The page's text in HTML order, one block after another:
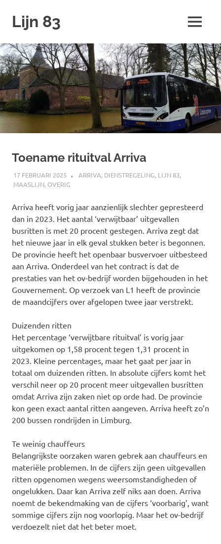
naar
inhoud
Lijn 83 MENU
Toename rituitval Arriva
17 FEBRUARI 2025 SPOORZOEKER
ARRIVA, DIENSTREGELING, LIJN 83,
MAASLIJN, OVERIG
Arriva heeft vorig jaar aanzienlijk slechter gepresteerd
dan in 2023. Het aantal ‘verwijtbaar’ uitgevallen
busritten is met 20 procent gestegen. Arriva zegt dat
het nieuwe jaar in elk geval stukken beter is begonnen.
De provincie heeft het openbaar busvervoer uitbesteed
aan Arriva. Onderdeel van het contract is dat de
prestaties van het ov-bedrijf worden bijgehouden in het
Gouvernement. Op verzoek van L1 heeft de provincie
de maandcijfers over afgelopen twee jaar verstrekt.
Duizenden ritten
Het percentage ‘verwijtbare rituitval’ is vorig jaar
uitgekomen op 1,58 procent tegen 1,31 procent in
2023. Kleine percentages, maar het gaat per jaar in
totaal om duizenden ritten. In absolute cijfers komt het
verschil neer op 20 procent meer uitgevallen busritten
omdat Arriva zijn zaken niet op orde had. De provincie
kon geen exact aantal ritten aangeven. Arriva heeft zo’n
200 bussen rondrijden in Limburg.
Te weinig chauffeurs
Belangrijkste oorzaken waren gebrek aan chauffeurs en
materiële problemen. In de cijfers zijn geen uitgevallen
ritten opgenomen wegens weersomstandigheden of
ongelukken. Daar kan Arriva zelf niks aan doen. Arriva
noemt de bekendmaking van de cijfers ‘voorbarig’, want
sommige cijfers zijn nog voorlopig. Maar het ov-bedrijf
verdoezelt niet dat het beter moet.